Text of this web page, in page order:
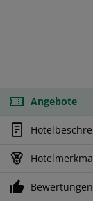
Angebote
Bewertungen